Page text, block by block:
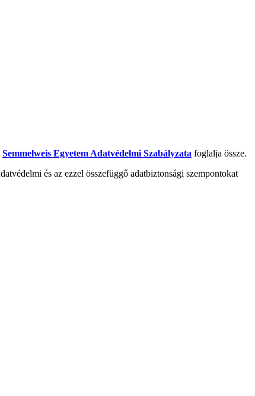
Semmelweis Egyetem Adatvédelmi Szabályzata foglalja össze.
és az ezzel összefüggő adatbiztonsági szempontokat